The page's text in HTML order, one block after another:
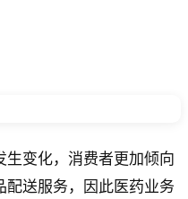
生变化，消费者更加倾向
配送服务，因此医药业务